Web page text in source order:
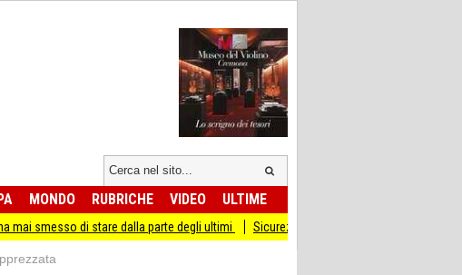
MONDO RUBRICHE VIDEO ULTIME
di stare dalla parte degli ultimi Sicurezza I Giovani Democratici ribattono ai